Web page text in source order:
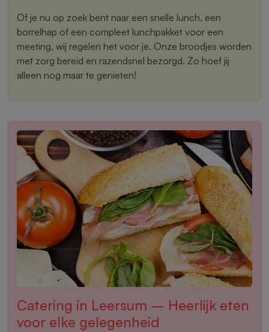
Of je nu op zoek bent naar een snelle lunch, een
borrelhap of een compleet lunchpakket voor een
meeting, wij regelen het voor je. Onze broodjes worden
met zorg bereid en razendsnel bezorgd. Zo hoef jij
alleen nog maar te genieten!
Catering in Leersum – Heerlijk eten
voor elke gelegenheid